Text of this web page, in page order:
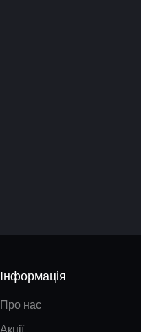
Інформація
Про нас
Акції